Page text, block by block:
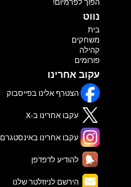
הפוך לפרמיום!
נווט
בית
משחקים
קהילה
פורומים
עקוב אחרינו
הצטרף אלינו בפייסבוק
עקבו אחרינו ב-X
עקבו אחרינו באינסטגרם
להודיע לדפדפן
הירשם לניוזלטר שלנו